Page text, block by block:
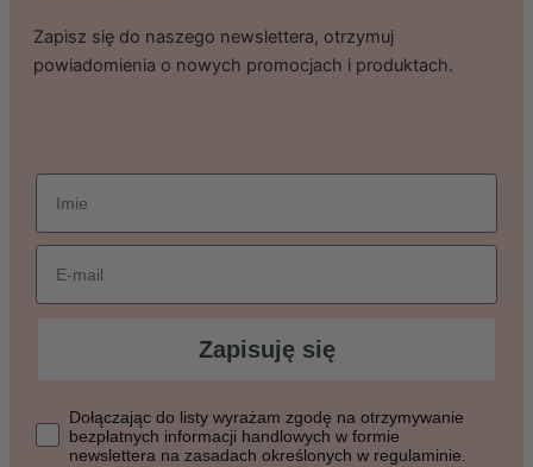
Zapisz się do naszego newslettera, otrzymuj
powiadomienia o nowych promocjach i produktach.
imie
Email
Zapisuję się
Dołączając do listy wyrażasz zgodę na otrzymywanie
Dołączając do listy wyrażam zgodę na otrzymywanie
bezpłatnych informacji handlowych w formie
newslettera na zasadach określonych w regulaminie.